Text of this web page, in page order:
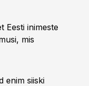
Eesti inimeste
mis
enim siiski